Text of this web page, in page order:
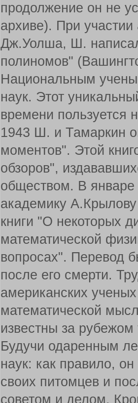
продолжение он не
архиве). При
Дж.Уолша, Ш.
полиномов"
Национальным
наук. Этот
времени пользуется
1943 Ш. и Тамаркин
моментов". Этой
обзоров",
обществом. В
академику
книги "О некоторых
математической
вопросах". Перевод
после его смерти.
американских
математической
известны за
Будучи одаренным
наук: как правило,
своих питомцев и
советом и делом.